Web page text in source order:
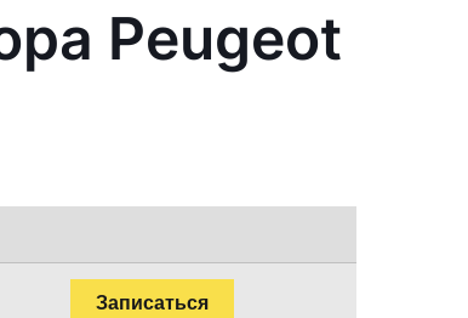
Peugeot
Записаться